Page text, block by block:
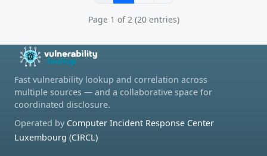
Page 1 of 2 (20 entries)
Fast vulnerability lookup and correlation across
multiple sources — and a collaborative space for
coordinated disclosure.
Operated by Computer Incident Response Center
Luxembourg (CIRCL)